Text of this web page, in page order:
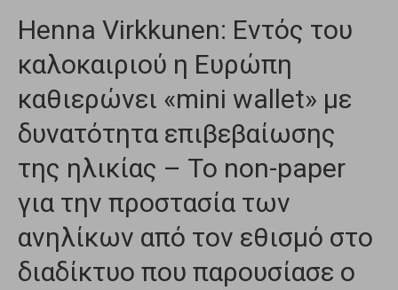
Henna Virkkunen: Εντός του
καλοκαιριού η Ευρώπη
καθιερώνει «mini wallet» με
δυνατότητα επιβεβαίωσης
της ηλικίας – Το non-paper
για την προστασία των
ανηλίκων από τον εθισμό στο
διαδίκτυο που παρουσίασε ο